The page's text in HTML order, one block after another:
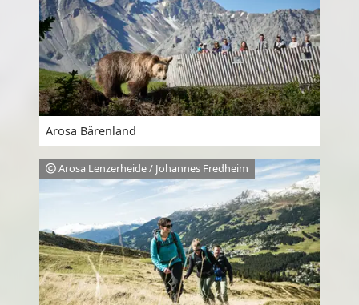
Arosa Bärenland
Arosa Lenzerheide / Johannes Fredheim